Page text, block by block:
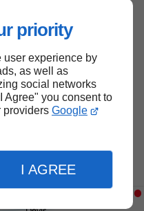
priority
user experience by
as well as
social networks
Agree" you consent to
providers Google
I AGREE
page